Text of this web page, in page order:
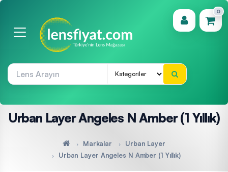
0
(0)
Urban Layer Angeles N Amber (1 Yıllık)
Markalar
Urban Layer
Urban Layer Angeles N Amber (1 Yıllık)